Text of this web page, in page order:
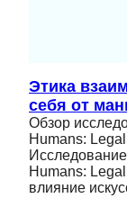
Этика
себя от
Обзор
Humans:
Humans:
влияние